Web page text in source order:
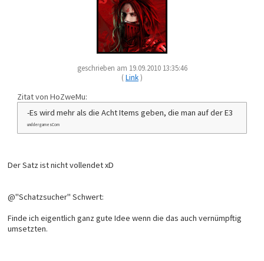
geschrieben am 19.09.2010 13:35:46
(Link)
Zitat von HoZweMu:
-Es wird mehr als die Acht Items geben, die man auf der E3
und der gamesCom
Der Satz ist nicht vollendet xD
@"Schatzsucher" Schwert:
Finde ich eigentlich ganz gute Idee wenn die das auch vernümpftig
umsetzten.